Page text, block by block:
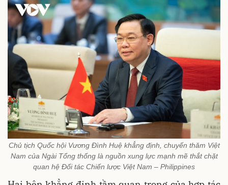
Chủ tịch Quốc hội Vương Đình Huệ khẳng định, chuyến thăm Việt
Nam của Ngài Tổng thống là nguồn xung lực mạnh mẽ thắt chặt
quan hệ Đối tác Chiến lược Việt Nam – Philippines